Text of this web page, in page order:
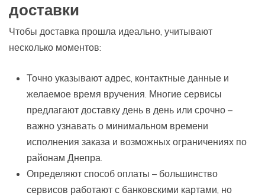
доставки
Чтобы доставка прошла идеально, учитывают
несколько моментов:
Точно указывают адрес, контактные данные и
желаемое время вручения. Многие сервисы
предлагают доставку день в день или срочно –
важно узнавать о минимальном времени
исполнения заказа и возможных ограничениях по
районам Днепра.
Определяют способ оплаты – большинство
сервисов работают с банковскими картами, но